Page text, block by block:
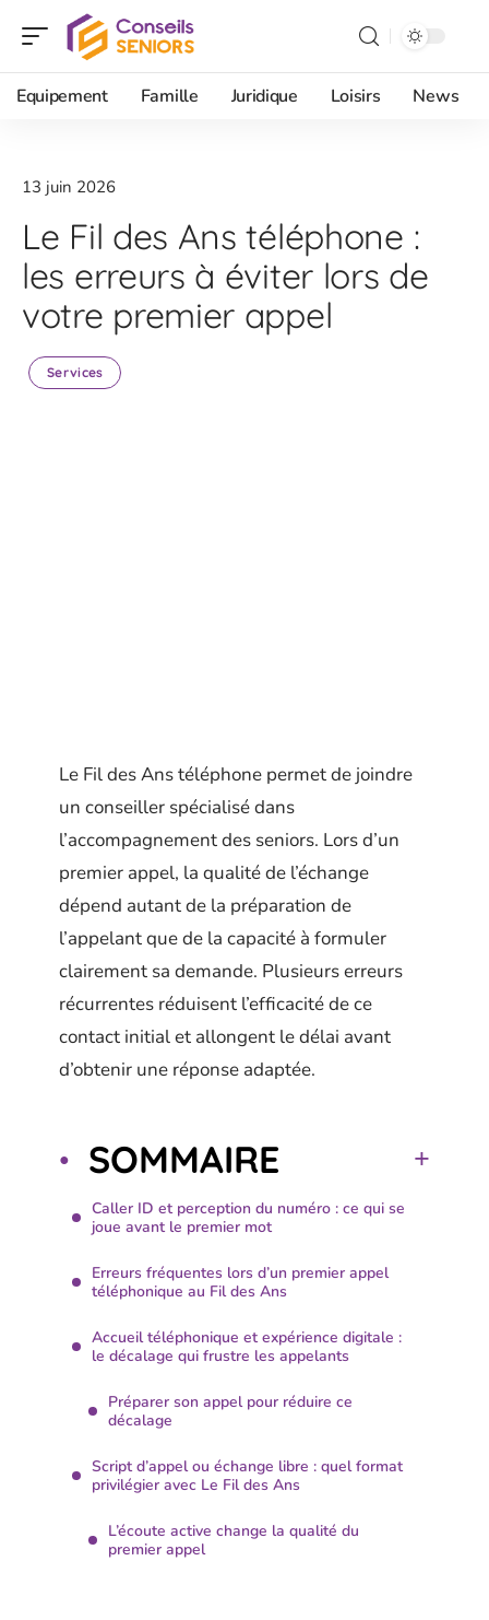
Equipement Famille Juridique Loisirs News
13 juin 2026
Le Fil des Ans téléphone :
les erreurs à éviter lors de
votre premier appel
Services
Le Fil des Ans téléphone permet de joindre
un conseiller spécialisé dans
l’accompagnement des seniors. Lors d’un
premier appel, la qualité de l’échange
dépend autant de la préparation de
l’appelant que de la capacité à formuler
clairement sa demande. Plusieurs erreurs
récurrentes réduisent l’efficacité de ce
contact initial et allongent le délai avant
d’obtenir une réponse adaptée.
SOMMAIRE
Caller ID et perception du numéro : ce qui se
joue avant le premier mot
Erreurs fréquentes lors d’un premier appel
téléphonique au Fil des Ans
Accueil téléphonique et expérience digitale :
le décalage qui frustre les appelants
Préparer son appel pour réduire ce
décalage
Script d’appel ou échange libre : quel format
privilégier avec Le Fil des Ans
L’écoute active change la qualité du
premier appel